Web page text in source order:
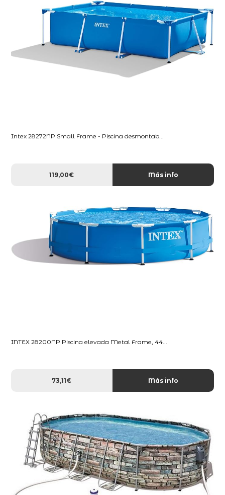
Intex 28272NP Small Frame - Piscina desmontab...
119,00€ Más info
INTEX 28200NP Piscina elevada Metal Frame, 44...
73,11€ Más info